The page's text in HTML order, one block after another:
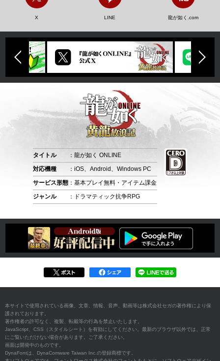
X LINE 龍が如く.com
タイトル
：龍が如く ONLINE
対応機種
：iOS、Android、Windows PC
サービス形態 ：基本プレイ無料・アイテム課金
ジャンル
：ドラマティック抗争RPG
本サイトで使用されている画像、文章、情報、音声、動画等は株式会社セガの著作権により保
護されております。
著作権者の許可なく、複製、転載等の行為を禁止いたします。
JavaScript、CSS（スタイルシート）を有効にしてください。最新のブラウザ以外では、正常
にご覧いただけない場合があります。ご了承ください。
画面は開発中のものです。
DynaFontは、DynaComware Taiwan Inc.の登録商標です。